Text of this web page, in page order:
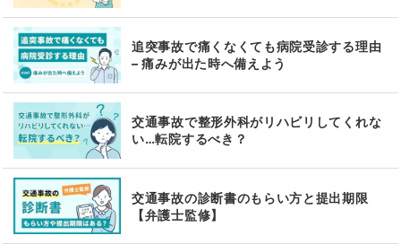
追突事故で痛くなくても病院受診する理由
– 痛みが出た時へ備えよう
交通事故で整形外科がリハビリしてくれな
い…転院するべき？
交通事故の診断書のもらい方と提出期限
【弁護士監修】